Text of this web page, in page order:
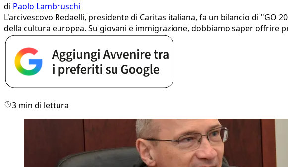
di Paolo Lambruschi
L'arcivescovo Redaelli, presidente di Caritas italiana, fa un bilancio di
della cultura europea. Su giovani e immigrazione, dobbiamo saper offrire
3 min di lettura